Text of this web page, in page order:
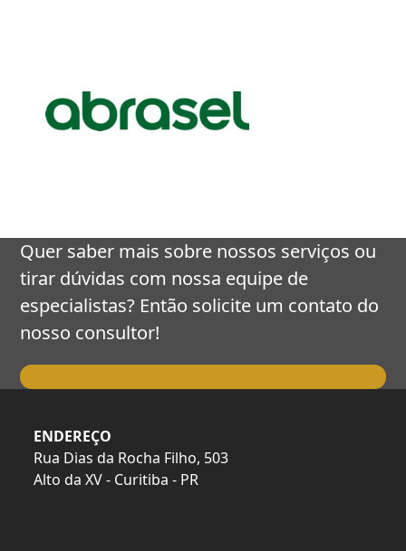
right
carousel
navigation
buttons
Quer saber mais sobre nossos serviços ou
tirar dúvidas com nossa equipe de
especialistas? Então solicite um contato do
nosso consultor!
ENDEREÇO
Rua Dias da Rocha Filho, 503
Alto da XV - Curitiba - PR